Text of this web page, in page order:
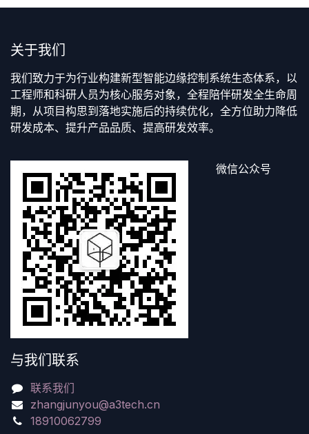
关于我们
我们致力于为行业构建新型智能边缘控制系统生态体系，以
工程师和科研人员为核心服务对象，全程陪伴研发全生命周
期，从项目构思到落地实施后的持续优化，全方位助力降低
研发成本、提升产品品质、提高研发效率。
微信公众号
与我们联系
联系我们
zhangjunyou@a3tech.cn
18910062799